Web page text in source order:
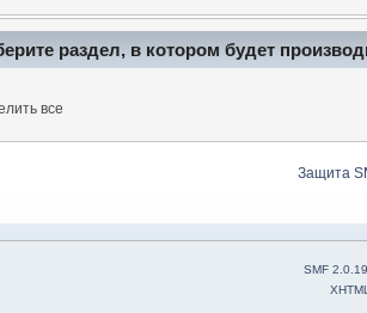
раздел, в котором будет
все
Защита
SMF 2.0.19